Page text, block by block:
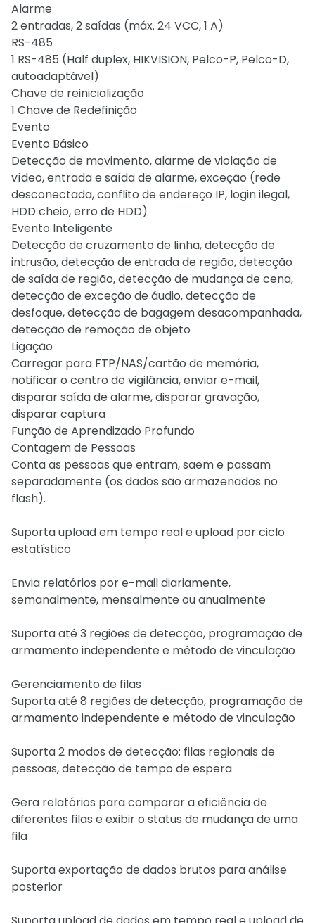
Alarme
2 entradas, 2 saídas (máx. 24 VCC, 1 A)
RS-485
1 RS-485 (Half duplex, HIKVISION, Pelco-P, Pelco-D,
autoadaptável)
Chave de reinicialização
1 Chave de Redefinição
Evento
Evento Básico
Detecção de movimento, alarme de violação de
vídeo, entrada e saída de alarme, exceção (rede
desconectada, conflito de endereço IP, login ilegal,
HDD cheio, erro de HDD)
Evento Inteligente
Detecção de cruzamento de linha, detecção de
intrusão, detecção de entrada de região, detecção
de saída de região, detecção de mudança de cena,
detecção de exceção de áudio, detecção de
desfoque, detecção de bagagem desacompanhada,
detecção de remoção de objeto
Ligação
Carregar para FTP/NAS/cartão de memória,
notificar o centro de vigilância, enviar e-mail,
disparar saída de alarme, disparar gravação,
disparar captura
Função de Aprendizado Profundo
Contagem de Pessoas
Conta as pessoas que entram, saem e passam
separadamente (os dados são armazenados no
flash).
Suporta upload em tempo real e upload por ciclo
estatístico
Envia relatórios por e-mail diariamente,
semanalmente, mensalmente ou anualmente
Suporta até 3 regiões de detecção, programação de
armamento independente e método de vinculação
Gerenciamento de filas
Suporta até 8 regiões de detecção, programação de
armamento independente e método de vinculação
Suporta 2 modos de detecção: filas regionais de
pessoas, detecção de tempo de espera
Gera relatórios para comparar a eficiência de
diferentes filas e exibir o status de mudança de uma
fila
Suporta exportação de dados brutos para análise
posterior